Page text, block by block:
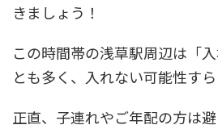
きましょう！
この時間帯の浅草駅周辺は「
とも多く、入れない可能性すら
正直、子連れやご年配の方は